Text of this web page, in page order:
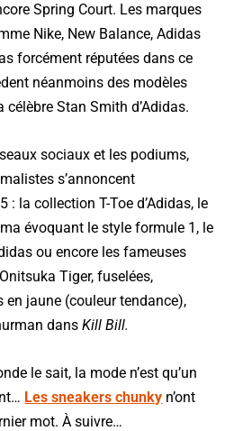
Spring Court. Les marques
Nike, New Balance, Adidas
forcément réputées dans ce
néanmoins des modèles
Stan Smith d’Adidas.
sociaux et les podiums,
s’annoncent
: la collection T-Toe d’Adidas, le
évoquant le style formule 1, le
ou encore les fameuses
Tiger, fuselées,
jaune (couleur tendance),
dansKill Bill.
le sait, la mode n’est qu’un
Les sneakers chunky n’ont
mot. À suivre…